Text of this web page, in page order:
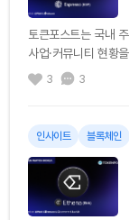
토큰포스트는 국내
사업·커뮤니티 현황
젝트들의 목소리를
3 3
인사이트 블록체인